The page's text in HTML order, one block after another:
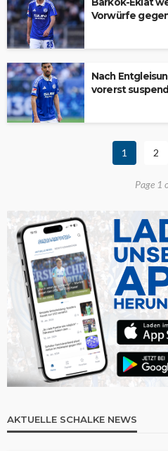
Vorwürfe
Nach
vorerst
1 2
Page 1
AKTUELLE SCHALKE NEWS